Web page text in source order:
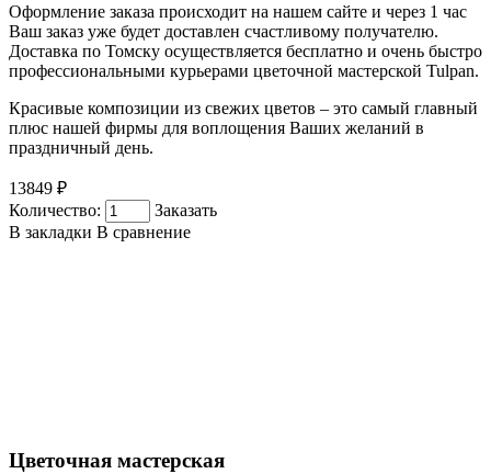
Оформление заказа происходит на нашем сайте и через 1 час
Ваш заказ уже будет доставлен счастливому получателю.
Доставка по Томску осуществляется бесплатно и очень быстро
профессиональными курьерами цветочной мастерской Tulpan.
Красивые композиции из свежих цветов – это самый главный
плюс нашей фирмы для воплощения Ваших желаний в
праздничный день.
13849 ₽
Количество:
Заказать
В закладки В сравнение
Цветочная мастерская